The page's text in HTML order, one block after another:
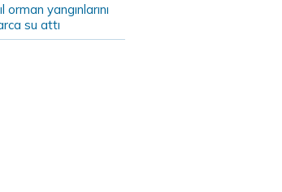
orman yangınlarını
su attı